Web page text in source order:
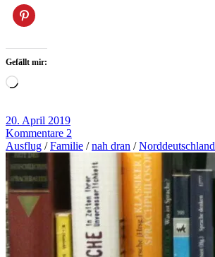
Gefällt mir:
Wird
20. April 2019
Kommentare 2
Ausflug /Familie /nah dran /Norddeutschland